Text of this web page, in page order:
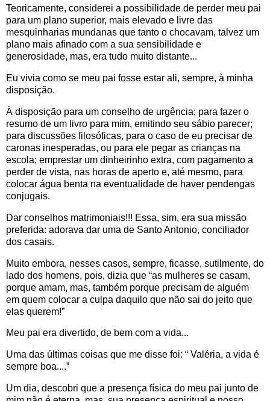
Teoricamente, considerei a possibilidade de perder meu pai
para um plano superior, mais elevado e livre das
mesquinharias mundanas que tanto o chocavam, talvez um
plano mais afinado com a sua sensibilidade e
generosidade, mas, era tudo muito distante...
Eu vivia como se meu pai fosse estar ali, sempre, à minha
disposição.
À disposição para um conselho de urgência; para fazer o
resumo de um livro para mim, emitindo seu sábio parecer;
para discussões filosóficas, para o caso de eu precisar de
caronas inesperadas, ou para ele pegar as crianças na
escola; emprestar um dinheirinho extra, com pagamento a
perder de vista, nas horas de aperto e, até mesmo, para
colocar água benta na eventualidade de haver pendengas
conjugais.
Dar conselhos matrimoniais!!! Essa, sim, era sua missão
preferida: adorava dar uma de Santo Antonio, conciliador
dos casais.
Muito embora, nesses casos, sempre, ficasse, sutilmente, do
lado dos homens, pois, dizia que “as mulheres se casam,
porque amam, mas, também porque precisam de alguém
em quem colocar a culpa daquilo que não sai do jeito que
elas querem!”
Meu pai era divertido, de bem com a vida...
Uma das últimas coisas que me disse foi: “ Valéria, a vida é
sempre boa....”
Um dia, descobri que a presença física do meu pai junto de